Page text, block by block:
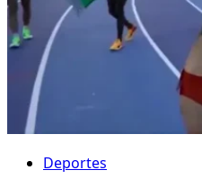
Deportes